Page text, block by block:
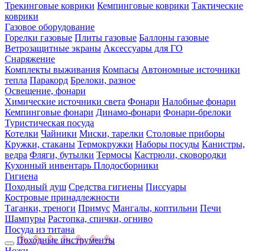
Трекинговые коврики Кемпинговые коврики Тактические
коврики
Газовое оборудование
Горелки газовые Плиты газовые Баллоны газовые
Ветрозащитные экраны Аксессуары для ГО
Снаряжение
Комплекты выживания Компасы Автономные источники
тепла Паракорд Брелоки, разное
Освещение, фонари
Химические источники света Фонари Налобные фонари
Кемпинговые фонари Динамо-фонари Фонари-брелоки
Туристическая посуда
Котелки Чайники Миски, тарелки Столовые приборы
Кружки, стаканы Термокружки Наборы посуды Канистры,
ведра Фляги, бутылки Термосы Кастрюли, сковородки
Кухонный инвентарь Плодосборники
Гигиена
Походный душ Средства гигиены Писсуары
Костровые принадлежности
Таганки, треноги Примус Мангалы, коптильни Печи
Шампуры Растопка, спички, огниво
Посуда из титана
Походные инструменты